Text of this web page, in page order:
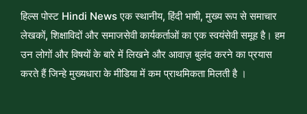
हिल्स पोस्ट Hindi News एक स्थानीय, हिंदी भाषी, मुख्य रूप से समाचार
लेखकों, शिक्षाविदों और समाजसेवी कार्यकर्ताओं का एक स्वयंसेवी समूह है। हम
उन लोगों और विषयों के बारे में लिखने और आवाज़ बुलंद करने का प्रयास
करते हैं जिन्हे मुख्यधारा के मीडिया में कम प्राथमिकता मिलती है ।